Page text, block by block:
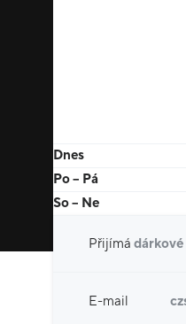
Dnes
Po – Pá
So – Ne
Přijímá
E-mail